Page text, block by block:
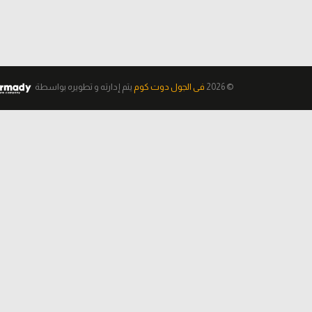
© 2026 فى الجول دوت كوم يتم إدارته و تطويره بواسطة